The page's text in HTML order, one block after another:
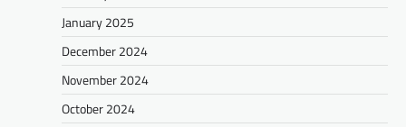
January 2025
December 2024
November 2024
October 2024